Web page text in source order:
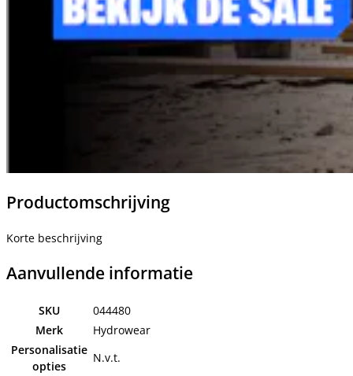
Productomschrijving
Korte beschrijving
Aanvullende informatie
SKU
044480
Merk
Hydrowear
Personalisatie
opties
N.v.t.